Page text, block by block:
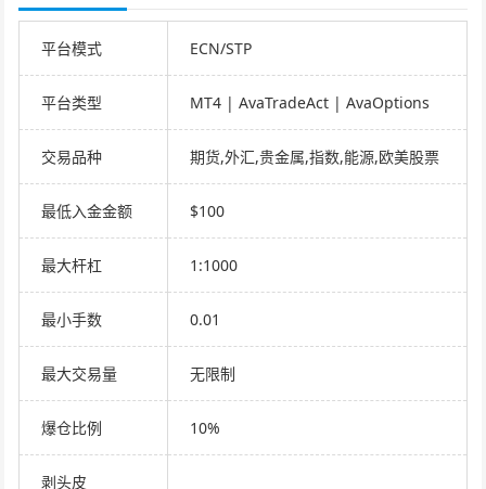
平台模式 ECN/STP
平台类型 MT4 | AvaTradeAct | AvaOptions
交易品种 期货,外汇,贵金属,指数,能源,欧美股票
最低入金金额 $100
最大杆杠 1:1000
最小手数 0.01
最大交易量 无限制
爆仓比例 10%
剥头皮